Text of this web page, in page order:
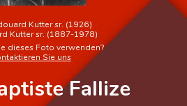
Kutter sr. (1926)
Kutter sr. (1887-1978)
dieses Foto verwenden?
Sie uns
Fallize